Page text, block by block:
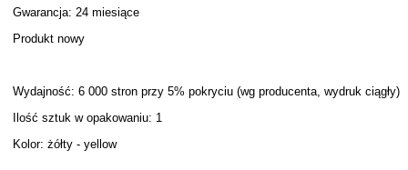
Gwarancja: 24 miesiące
Produkt nowy
Wydajność: 6 000 stron przy 5% pokryciu (wg producenta, wydruk ciągły)
Ilość sztuk w opakowaniu: 1
Kolor: żółty - yellow